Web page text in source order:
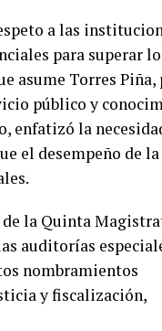
a las
para superar
asume Torres Piña,
público y
enfatizó la
el desempeño de la
de la Quinta
auditorías
nombramientos
y fiscalización,